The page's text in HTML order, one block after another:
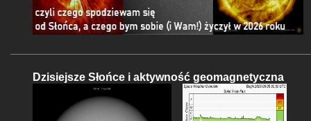
Dzisiejsze Słońce i aktywność geomagnetyczna